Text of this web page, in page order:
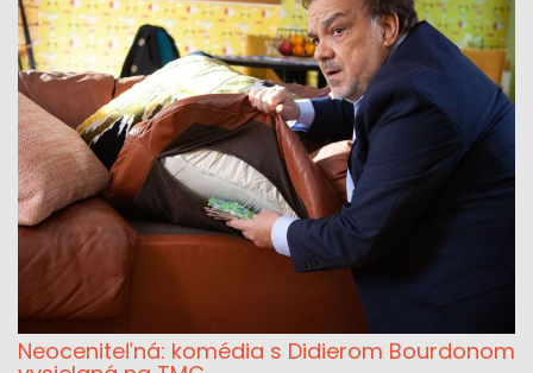
Neoceniteľná: komédia s Didierom Bourdonom